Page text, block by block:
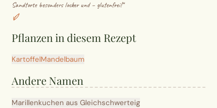
Sandtorte besonders locker und – glutenfrei!“
Pflanzen in diesem Rezept
KartoffelMandelbaum
Andere Namen
Marillenkuchen aus Gleichschwerteig